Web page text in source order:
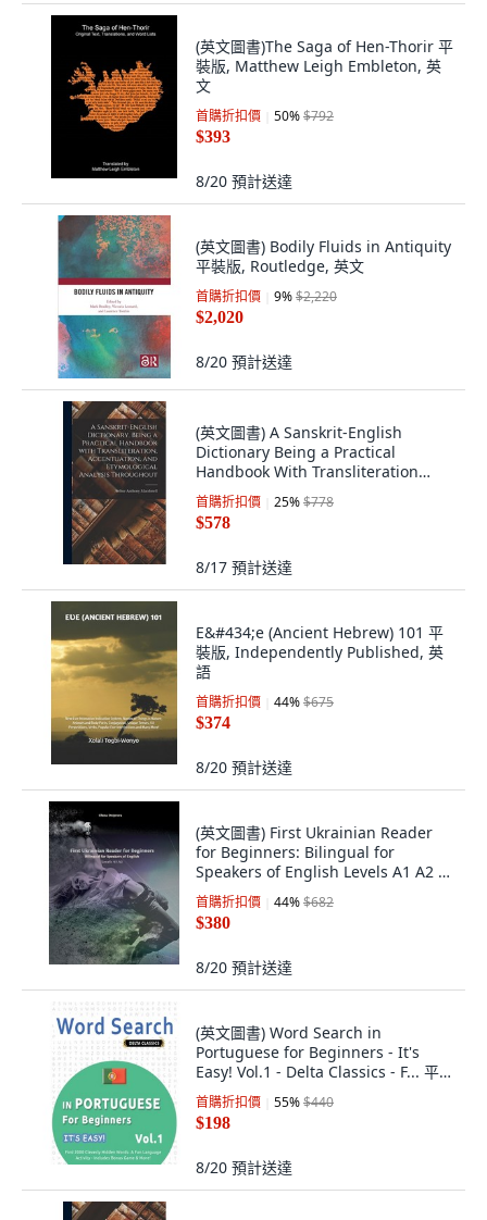
(英文圖書)The Saga of Hen-Thorir 平
裝版, Matthew Leigh Embleton, 英
文
首購折扣價 50%$792
$393
8/20 預計送達
(英文圖書) Bodily Fluids in Antiquity
平裝版, Routledge, 英文
首購折扣價 9%$2,220
$2,020
8/20 預計送達
(英文圖書) A Sanskrit-English
Dictionary Being a Practical
Handbook With Transliteration
Accentuation ... 精裝版, Legare
Street Press, 英文
首購折扣價 25%$778
$578
8/17 預計送達
E&#434;e (Ancient Hebrew) 101 平
裝版, Independently Published, 英
語
首購折扣價 44%$675
$374
8/20 預計送達
(英文圖書) First Ukrainian Reader
for Beginners: Bilingual for
Speakers of English Levels A1 A2 平
裝版, Createspace Independent
Pub..., 英文
首購折扣價 44%$682
$380
8/20 預計送達
(英文圖書) Word Search in
Portuguese for Beginners - It's
Easy! Vol.1 - Delta Classics - F... 平裝
版, Linguas Classics, English
首購折扣價 55%$440
$198
8/20 預計送達